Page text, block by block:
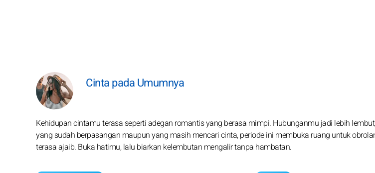
Cinta pada Umumnya
Kehidupan cintamu terasa seperti adegan romantis yang berasa mimpi. Hubunganmu jadi lebih
yang sudah berpasangan maupun yang masih mencari cinta, periode ini membuka ruang untuk
terasa ajaib. Buka hatimu, lalu biarkan kelembutan mengalir tanpa hambatan.